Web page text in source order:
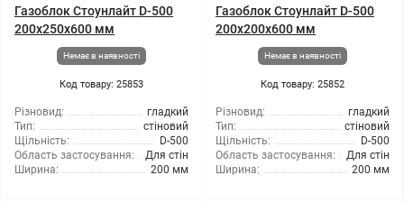
Газоблок Стоунлайт D-500
200x250x600 мм
Немає в наявності
Код товару: 25853
Різновид:
гладкий
Тип:
стіновий
Щільність:
D-500
Область застосування:
Для стін
Ширина:
200 мм
Газоблок Стоунлайт D-500
200x200x600 мм
Немає в наявності
Код товару: 25852
Різновид:
гладкий
Тип:
стіновий
Щільність:
D-500
Область застосування:
Для стін
Ширина:
200 мм